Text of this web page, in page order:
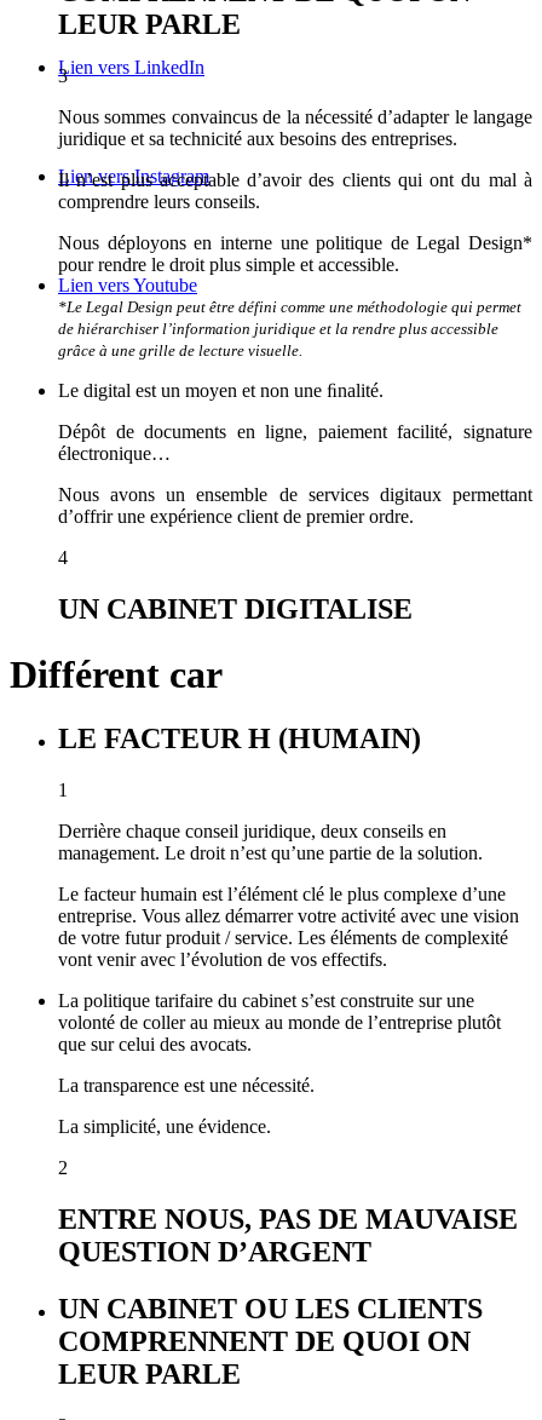
Lien vers LinkedIn
Lien vers Instagram
Lien vers Youtube
LEUR PARLE
3
Nous sommes convaincus de la nécessité d’adapter le langage
juridique et sa technicité aux besoins des entreprises.
Il n’est plus acceptable d’avoir des clients qui ont du mal à
comprendre leurs conseils.
Nous déployons en interne une politique de Legal Design*
pour rendre le droit plus simple et accessible.
*Le Legal Design peut être défini comme une méthodologie qui permet
de hiérarchiser l’information juridique et la rendre plus accessible
grâce à une grille de lecture visuelle.
Le digital est un moyen et non une ﬁnalité.
Dépôt de documents en ligne, paiement facilité, signature
électronique…
Nous avons un ensemble de services digitaux permettant
d’offrir une expérience client de premier ordre.
4
UN CABINET DIGITALISE
Différent car
LE FACTEUR H (HUMAIN)
1
Derrière chaque conseil juridique, deux conseils en
management. Le droit n’est qu’une partie de la solution.
Le facteur humain est l’élément clé le plus complexe d’une
entreprise. Vous allez démarrer votre activité avec une vision
de votre futur produit / service. Les éléments de complexité
vont venir avec l’évolution de vos effectifs.
La politique tarifaire du cabinet s’est construite sur une
volonté de coller au mieux au monde de l’entreprise plutôt
que sur celui des avocats.
La transparence est une nécessité.
La simplicité, une évidence.
2
ENTRE NOUS, PAS DE MAUVAISE
QUESTION D’ARGENT
UN CABINET OU LES CLIENTS
COMPRENNENT DE QUOI ON
LEUR PARLE